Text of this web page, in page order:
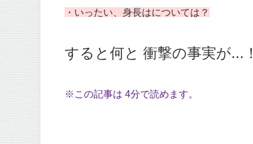
・いったい、身長はについては？
すると何と 衝撃の事実が...！
※この記事は 4分で読めます。